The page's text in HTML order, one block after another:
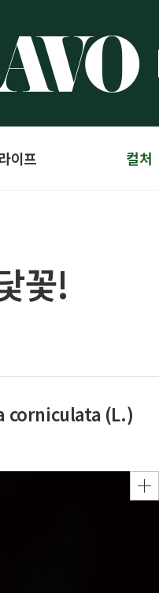
이프 컬처
꽃!
corniculata (L.)